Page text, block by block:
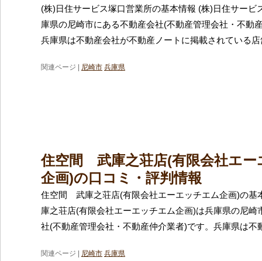
(株)日住サービス塚口営業所の基本情報 (株)日住サービ
庫県の尼崎市にある不動産会社(不動産管理会社・不動
兵庫県は不動産会社が不動産ノートに掲載されている
関連ページ | 尼崎市 兵庫県
住空間 武庫之荘店(有限会社エー
企画)の口コミ・評判情報
住空間 武庫之荘店(有限会社エーエッチエム企画)の
庫之荘店(有限会社エーエッチエム企画)は兵庫県の尼崎
社(不動産管理会社・不動産仲介業者)です。兵庫県は不
関連ページ | 尼崎市 兵庫県